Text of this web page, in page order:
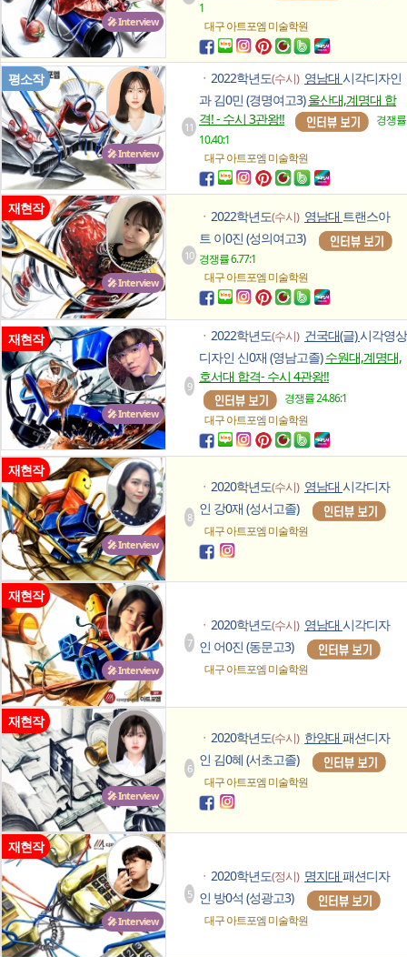
🎤 Interview
1
대구 아트포엠미술학원
🎤 Interview
평소작
11
ㆍ 2022학년도(수시) 영남대 시각디자인
과 김0민 (경명여고3)울산대,계명대 합
격! - 수시 3관왕!!
경쟁률
10.40:1
대구 아트포엠미술학원
🎤 Interview
재현작
10
ㆍ 2022학년도(수시) 영남대 트랜스아
트 이0진 (성의여고3)
경쟁률 6.77:1
대구 아트포엠미술학원
🎤 Interview
재현작
9
ㆍ 2022학년도(수시) 건국대(글)시각영상
디자인 신0재 (영남고졸)수원대,계명대,
호서대 합격- 수시 4관왕!!
경쟁률 24.86:1
대구 아트포엠미술학원
🎤 Interview
재현작
8
ㆍ 2020학년도(수시) 영남대 시각디자
인 강0재 (성서고졸)
대구 아트포엠미술학원
🎤 Interview
재현작
7
ㆍ 2020학년도(수시) 영남대 시각디자
인 어0진 (동문고3)
대구 아트포엠미술학원
🎤 Interview
재현작
6
ㆍ 2020학년도(수시) 한양대 패션디자
인 김0혜 (서초고졸)
대구 아트포엠미술학원
🎤 Interview
재현작
5
ㆍ 2020학년도(정시) 명지대 패션디자
인 방0석 (성광고3)
대구 아트포엠미술학원